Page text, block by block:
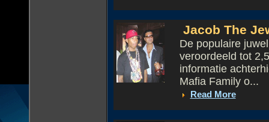
Jacob The
De populaire
veroordeeld tot
informatie
Mafia Family o...
Read More